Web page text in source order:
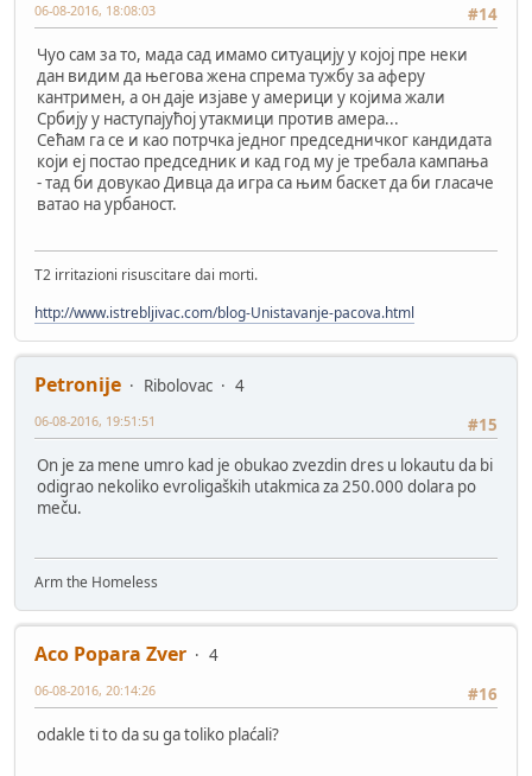
#14
06-08-2016, 18:08:03
Чуо сам за то, мада сад имамо ситуацију у којој пре неки
дан видим да његова жена спрема тужбу за аферу
кантримен, а он даје изјаве у америци у којима жали
Србију у наступајућој утакмици против амера...
Сећам га се и као потрчка једног председничког кандидата
који еј постао председник и кад год му је требала кампања
- тад би довукао Дивца да игра са њим баскет да би гласаче
ватао на урбаност.
T2 irritazioni risuscitare dai morti.
http://www.istrebljivac.com/blog-Unistavanje-pacova.html
Petronije Ribolovac
4
#15
06-08-2016, 19:51:51
On je za mene umro kad je obukao zvezdin dres u lokautu da bi
odigrao nekoliko evroligaških utakmica za 250.000 dolara po
meču.
Arm the Homeless
Aco Popara Zver
4
#16
06-08-2016, 20:14:26
odakle ti to da su ga toliko plaćali?